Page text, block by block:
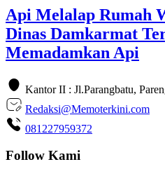
Api Melalap Rumah
Dinas Damkarmat
Memadamkan Api
Kantor II : Jl.Parangbatu,
Redaksi@Memoterkini.com
081227959372
Follow Kami